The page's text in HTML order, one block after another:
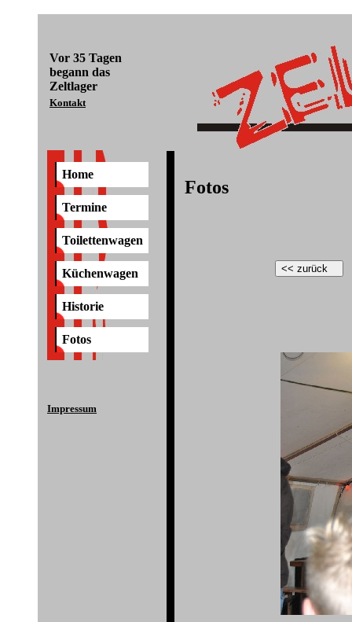
Vor 35 Tagen
begann das
Zeltlager
Kontakt
Home
Termine
Toilettenwagen
Küchenwagen
Historie
Fotos
Impressum
Fotos